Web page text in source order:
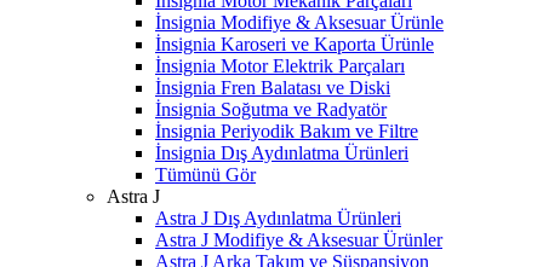
İnsignia Modifiye & Aksesuar Ürünle
İnsignia Karoseri ve Kaporta Ürünle
İnsignia Motor Elektrik Parçaları
İnsignia Fren Balatası ve Diski
İnsignia Soğutma ve Radyatör
İnsignia Periyodik Bakım ve Filtre
İnsignia Dış Aydınlatma Ürünleri
Tümünü Gör
Astra J
Astra J Dış Aydınlatma Ürünleri
Astra J Modifiye & Aksesuar Ürünler
Astra J Arka Takım ve Süspansiyon